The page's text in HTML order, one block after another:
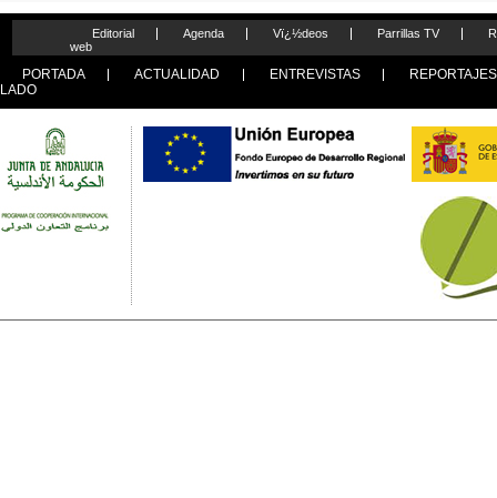
Editorial Agenda Vï¿½deos Parrillas TV
web
PORTADA ACTUALIDAD ENTREVISTAS
REPORTAJES
LADO